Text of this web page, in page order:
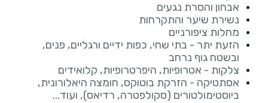
אבחון והסרת נגעים
נשירת שיער והתקרחות
מחלות ציפורניים
הזעת יתר - בתי שחי, כפות ידיים ורגליים, פנים,
ובשטח גוף נרחב
צלקות - אטרופיות, היפרטרופיות, קלואידים
אסתטיקה - הזרקת בוטוקס, חומצה היאלורונית,
ביוסטימולטורים (סקולפטרה, רדיאס), ועוד...